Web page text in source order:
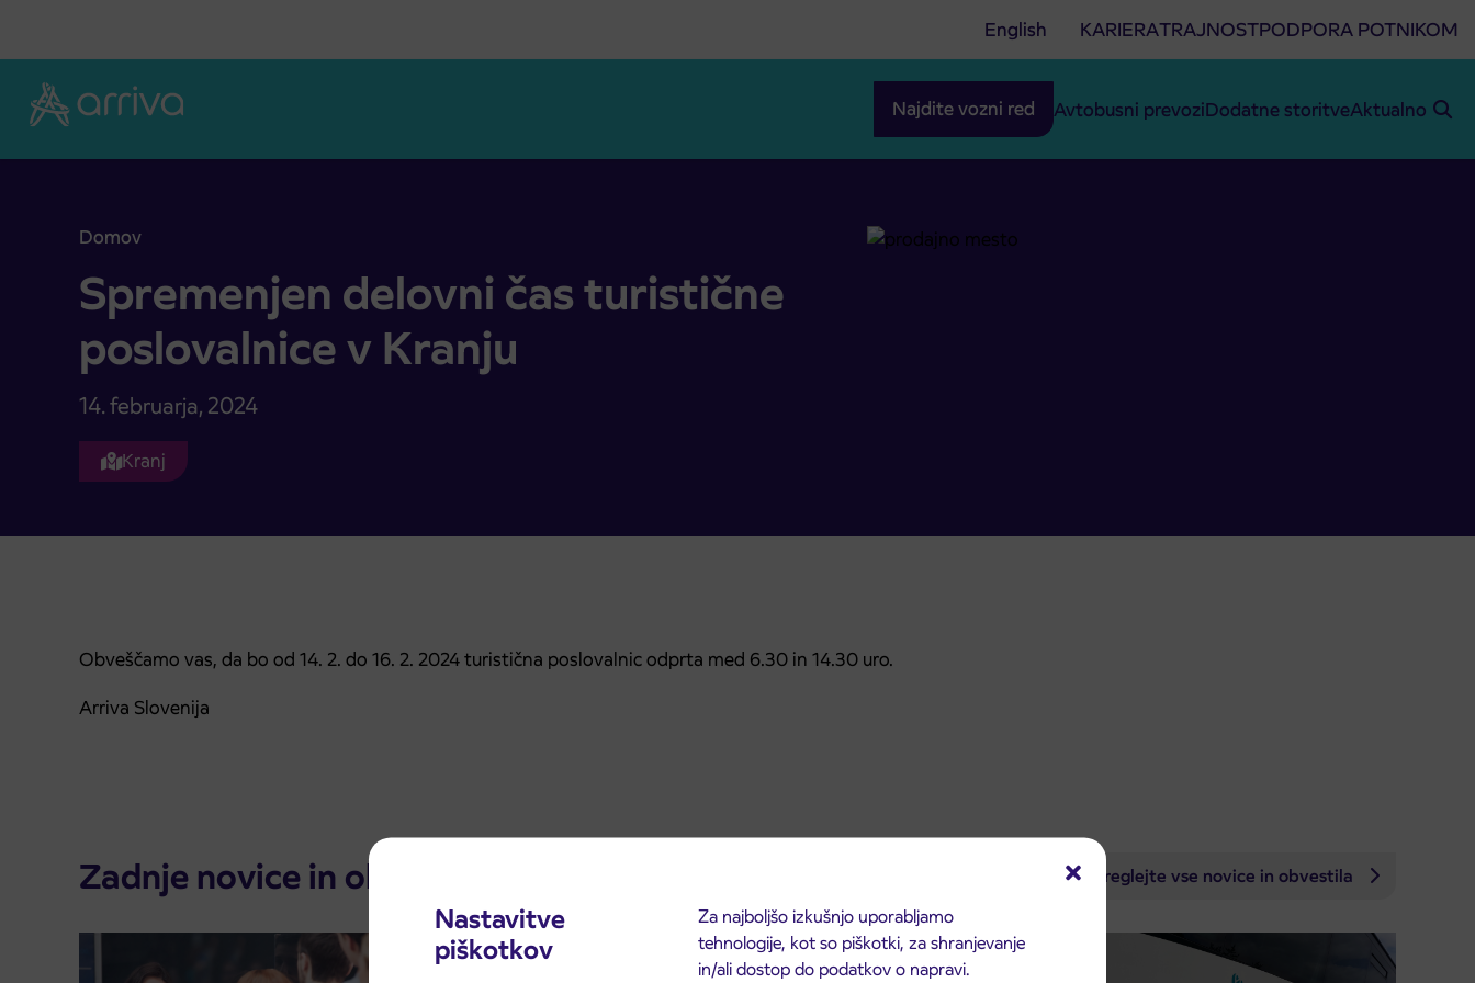
Nastavitve
piškotkov
Za najboljšo izkušnjo uporabljamo
tehnologije, kot so piškotki, za shranjevanje
in/ali dostop do podatkov o napravi.
English KARIERATRAJNOSTPODPORA POTNIKOM
Najdite vozni red Avtobusni prevoziDodatne storitveAktualno
Domov
Spremenjen delovni čas turistične poslovalnice v Kranju
Spremenjen delovni čas turistične
poslovalnice v Kranju
14. februarja, 2024
Kranj
Obveščamo vas, da bo od 14. 2. do 16. 2. 2024 turistična poslovalnic odprta med 6.30 in 14.30 uro.
Arriva Slovenija
Zadnje novice in obvestila Preglejte vse novice in obvestila